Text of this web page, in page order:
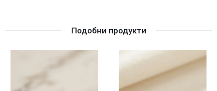
Подобни продукти